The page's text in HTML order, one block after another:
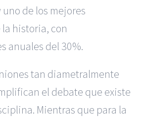
de los mejores
historia, con
anuales del 30%.
tan diametralmente
el debate que existe
Mientras que para la